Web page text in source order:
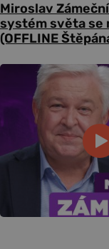
Miroslav
systém světa se
(OFFLINE